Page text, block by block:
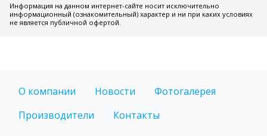
Информация на данном интернет-сайте носит исключительно
информационный (ознакомительный) характер и ни при каких условиях
не является публичной офертой.
О компании Новости
Фотогалерея
Производители
Контакты